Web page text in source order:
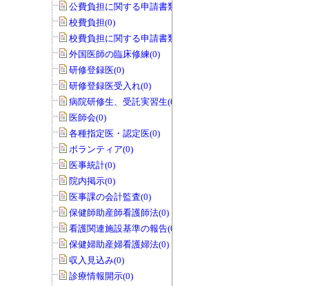
公費負担に関する申請書類(0)
校費負担(0)
校費負担に関する申請書類(0)
外国医師の臨床修練(0)
研修登録医(0)
研修登録医受入れ(0)
病院研修生、受託実習生(0)
医師会(0)
各種指定医・認定医(0)
ボランティア(0)
医事統計(0)
院内掲示(0)
医事課の会計監査(0)
保健師助産師看護師法(0)
看護関連施設基準の報告(0)
保健婦助産婦看護婦法(0)
収入見込み(0)
診療情報開示(0)